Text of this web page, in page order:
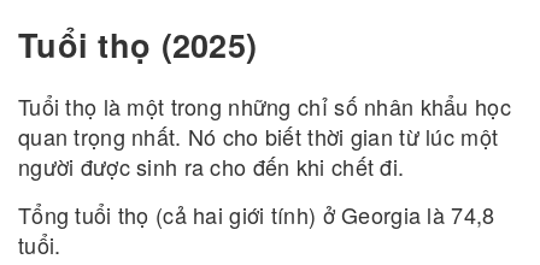
Tuổi thọ (2025)
Tuổi thọ là một trong những chỉ số nhân khẩu học
quan trọng nhất. Nó cho biết thời gian từ lúc một
người được sinh ra cho đến khi chết đi.
Tổng tuổi thọ (cả hai giới tính) ở Georgia là 74,8
tuổi.